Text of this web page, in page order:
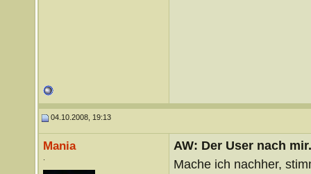
04.10.2008, 19:13
Mania
AW: Der User nach
Mache ich nachher,